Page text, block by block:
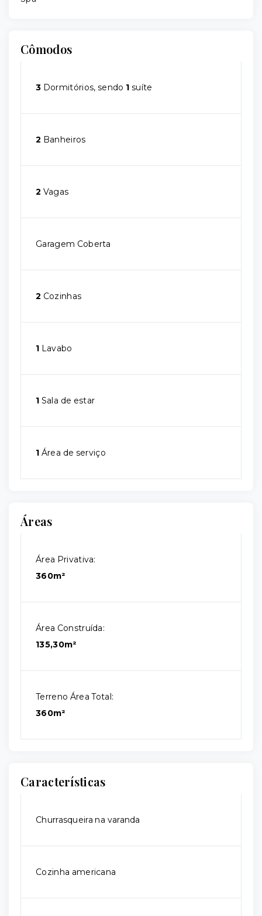
Cômodos
3 Dormitórios, sendo 1 suíte
2 Banheiros
2 Vagas
Garagem Coberta
2 Cozinhas
1 Lavabo
1 Sala de estar
1 Área de serviço
Áreas
Área Privativa:
360m²
Área Construída:
135,30m²
Terreno Área Total:
360m²
Características
Churrasqueira na varanda
Cozinha americana